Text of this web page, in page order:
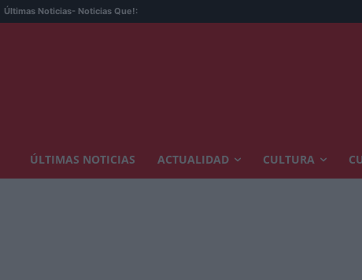
Últimas Noticias- Noticias Que!:
ÚLTIMAS NOTICIAS ACTUALIDAD CULTURA